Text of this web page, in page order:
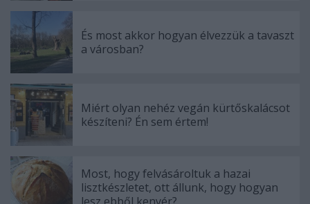
És most akkor hogyan élvezzük a tavaszt
a városban?
Miért olyan nehéz vegán kürtőskalácsot
készíteni? Én sem értem!
Most, hogy felvásároltuk a hazai
lisztkészletet, ott állunk, hogy hogyan